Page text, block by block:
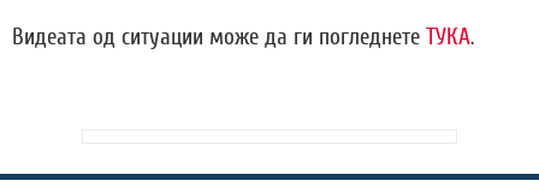
Видеата од ситуации може да ги погледнете ТУКА.